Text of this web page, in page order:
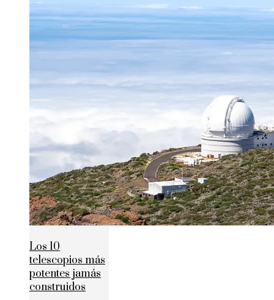
Los 10
telescopios más
potentes jamás
construidos